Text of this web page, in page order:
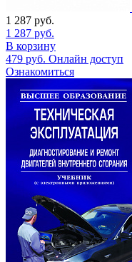
1 287 руб.
1 287 руб.
В корзину
479 руб. Онлайн доступ
Ознакомиться